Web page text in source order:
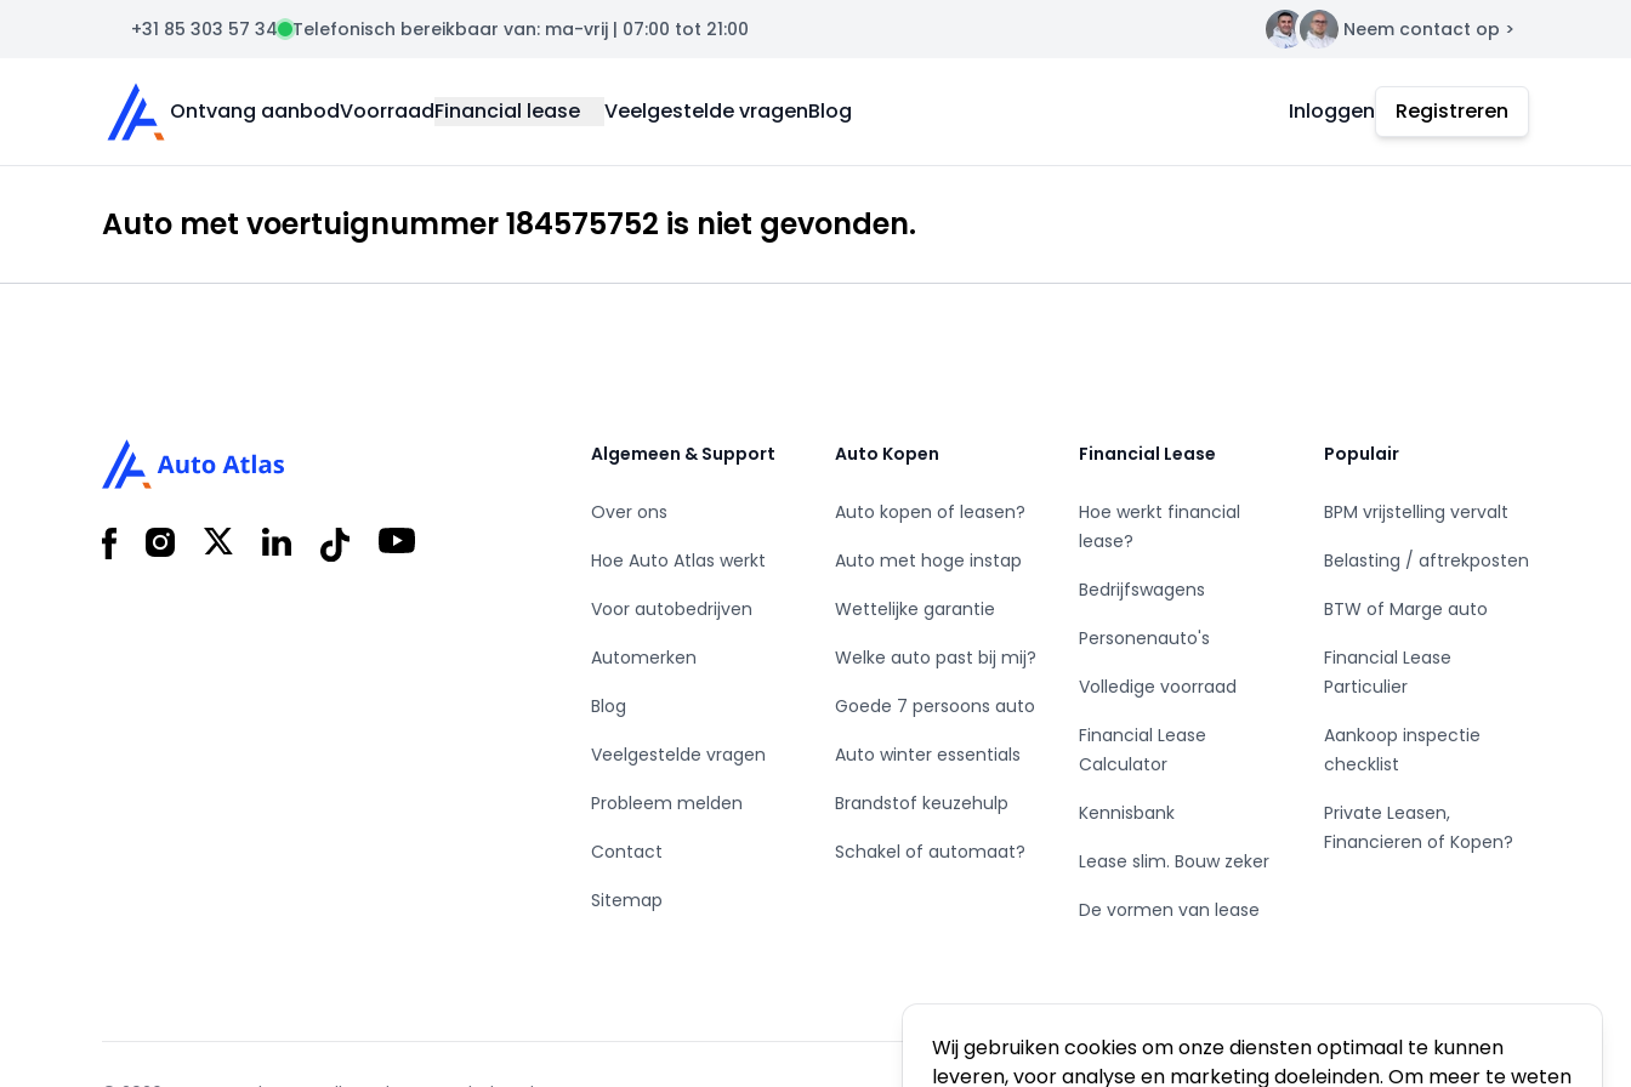
Wij gebruiken cookies om onze diensten optimaal te kunnen
leveren, voor analyse en marketing doeleinden. Om meer te weten
+31 85 303 57 34 Telefonisch bereikbaar van: ma-vrij | 07:00 tot 21:00 Contact Neem contact op >
Auto Atlas
Ontvang aanbodVoorraadFinancial lease Veelgestelde vragenBlog Inloggen Registreren
Auto met voertuignummer 184575752 is niet gevonden.
FacebookInstagram
X LinkedInTiktok YouTube
Algemeen & Support
Over ons
Hoe Auto Atlas werkt
Voor autobedrijven
Automerken
Blog
Veelgestelde vragen
Probleem melden
Contact
Sitemap
Auto Kopen
Auto kopen of leasen?
Auto met hoge instap
Wettelijke garantie
Welke auto past bij mij?
Goede 7 persoons auto
Auto winter essentials
Brandstof keuzehulp
Schakel of automaat?
Financial Lease
Hoe werkt financial
lease?
Bedrijfswagens
Personenauto's
Volledige voorraad
Financial Lease
Calculator
Kennisbank
Lease slim. Bouw zeker
De vormen van lease
Populair
BPM vrijstelling vervalt
Belasting / aftrekposten
BTW of Marge auto
Financial Lease
Particulier
Aankoop inspectie
checklist
Private Leasen,
Financieren of Kopen?